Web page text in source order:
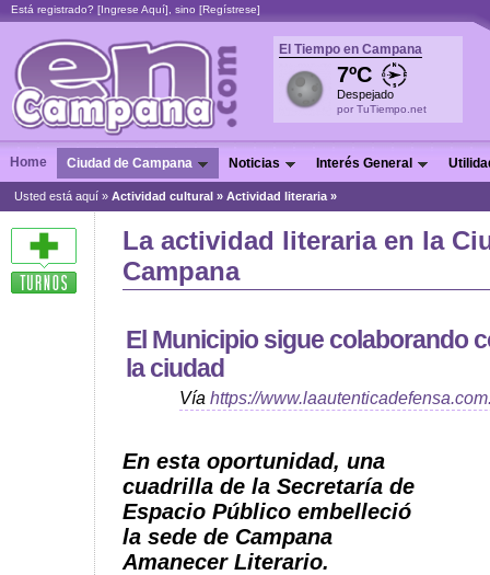
Está registrado? [Ingrese Aquí], sino [Regístrese]
El Tiempo en Campana
7ºC
Despejado
por TuTiempo.net
Home Ciudad de Campana Noticias Interés General
Usted está aquí » Actividad cultural » Actividad literaria »
La actividad literaria en la
Campana
El Municipio sigue colaborando
la ciudad
Vía https://
En esta oportunidad, una
cuadrilla de la Secretaría de
Espacio Público embelleció
la sede de Campana
Amanecer Literario.